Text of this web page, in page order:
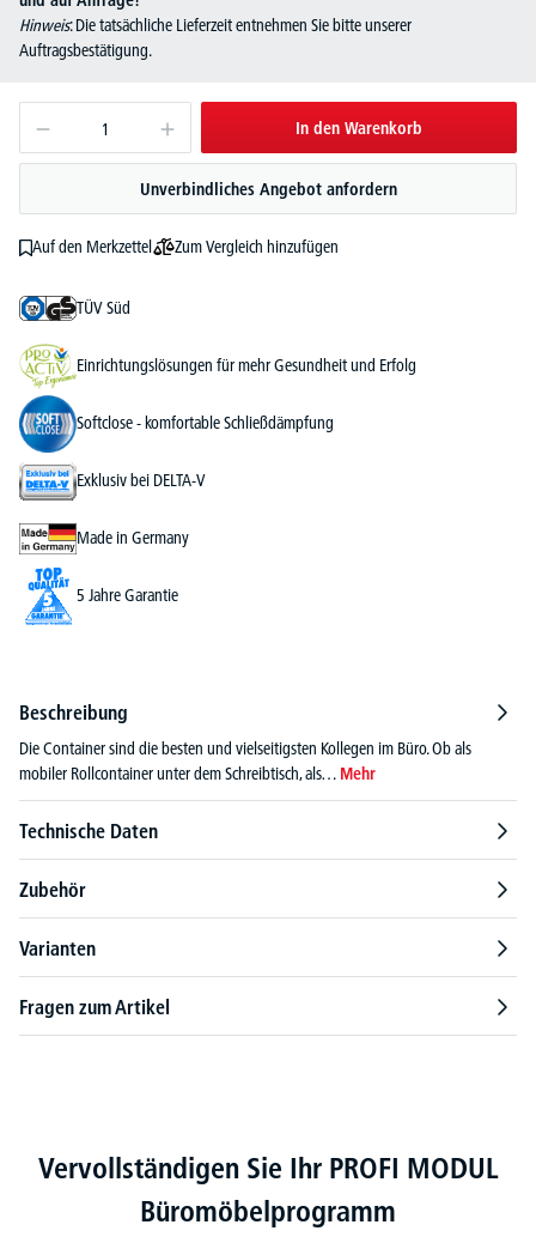
Hinweis: Die tatsächliche Lieferzeit entnehmen Sie bitte unserer
Auftragsbestätigung.
In den Warenkorb
Unverbindliches Angebot anfordern
Auf den Merkzettel Zum Vergleich hinzufügen
TÜV Süd
Einrichtungslösungen für mehr Gesundheit und Erfolg
Softclose - komfortable Schließdämpfung
Exklusiv bei DELTA-V
Made in Germany
5 Jahre Garantie
Beschreibung
Die Container sind die besten und vielseitigsten Kollegen im Büro. Ob als
mobiler Rollcontainer unter dem Schreibtisch, als… Mehr
Technische Daten
Zubehör
Varianten
Fragen zum Artikel
Produktgalerie überspringen
Vervollständigen Sie Ihr PROFI MODUL
Büromöbelprogramm